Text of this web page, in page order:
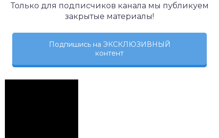
Только для подписчиков канала мы публикуем
закрытые материалы!
Подпишись на ЭКСКЛЮЗИВНЫЙ
контент